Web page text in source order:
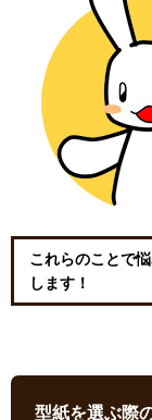
これらのことで
します！
型紙を選ぶ際